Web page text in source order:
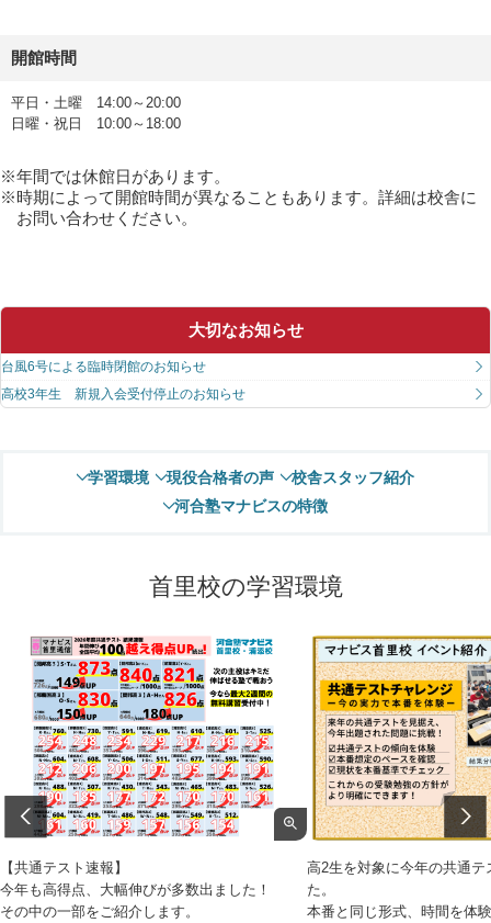
開館時間
平日・土曜 14:00～20:00
日曜・祝日 10:00～18:00
年間では休館日があります。
時期によって開館時間が異なることもあります。詳細は校舎に
お問い合わせください。
大切なお知らせ
台風6号による臨時閉館のお知らせ
高校3年生 新規入会受付停止のお知らせ
学習環境 現役合格者の声
校舎スタッフ紹介
河合塾マナビスの特徴
首里校の学習環境
【共通テスト速報】
今年も高得点、大幅伸びが多数出ました！
その中の一部をご紹介します。
高2生を対象に今年の共通テ
た。
本番と同じ形式、時間を体